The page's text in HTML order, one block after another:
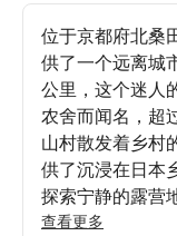
位于京都府北桑
供了一个远离城
公里，这个迷人
农舍而闻名，超
山村散发着乡村
供了沉浸在日本
探索宁静的露营
美山都承诺带来
查看更多